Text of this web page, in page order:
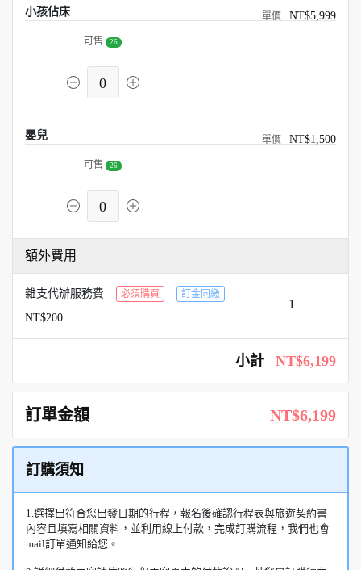
小孩佔床 NT$5,999
可售 26
0
嬰兒 NT$1,500
可售 26
0
額外費用
雜支代辦服務費 必須購買 訂金同繳
NT$200
1
小計 NT$6,199
訂單金額 NT$6,199
訂購須知
1.選擇出符合您出發日期的行程，報名後確認行程表與旅遊契約書
內容且填寫相關資料，並利用線上付款，完成訂購流程，我們也會
mail訂單通知給您。